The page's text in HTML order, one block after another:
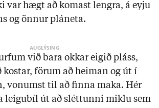
var hægt að komast lengra, á eyju
og önnur pláneta.
við bara okkar eigið pláss,
kostar, förum að heiman og út í
vonumst til að finna maka. Hér
leigubíl út að sléttunni miklu sem